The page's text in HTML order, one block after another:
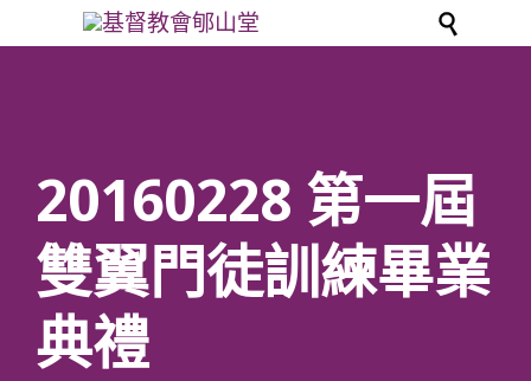

20160228 第一屆
雙翼門徒訓練畢業
典禮